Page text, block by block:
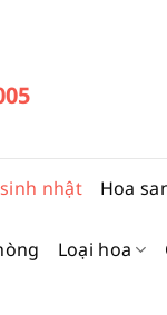
nhật Hoa
Loại hoa